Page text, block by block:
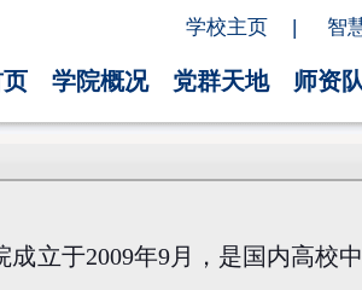
学校主页 | 智
学院概况 党群天地 师资
成立于2009年9月，是国内高校